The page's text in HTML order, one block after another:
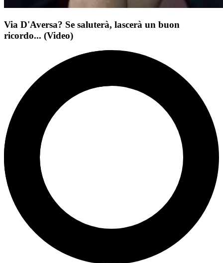
Via D'Aversa? Se saluterà, lascerà un buon
ricordo... (Video)